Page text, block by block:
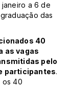
a 6 de
das
40
as vagas
pelo
participantes.
os 40